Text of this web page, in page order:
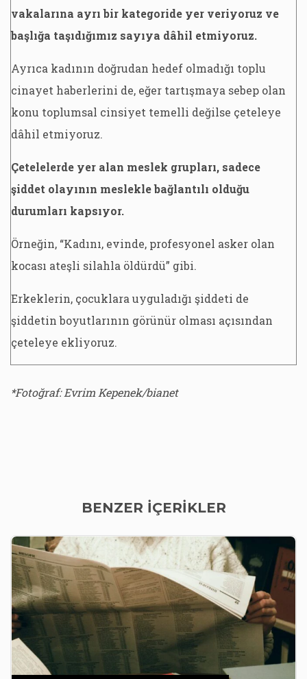
vakalarına ayrı bir kategoride yer veriyoruz ve
başlığa taşıdığımız sayıya dâhil etmiyoruz.
Ayrıca kadının doğrudan hedef olmadığı toplu
cinayet haberlerini de, eğer tartışmaya sebep olan
konu toplumsal cinsiyet temelli değilse çeteleye
dâhil etmiyoruz.
Çetelelerde yer alan meslek grupları, sadece
şiddet olayının meslekle bağlantılı olduğu
durumları kapsıyor.
Örneğin, “Kadını, evinde, profesyonel asker olan
kocası ateşli silahla öldürdü” gibi.
Erkeklerin, çocuklara uyguladığı şiddeti de
şiddetin boyutlarının görünür olması açısından
çeteleye ekliyoruz.
*Fotoğraf: Evrim Kepenek/bianet
BENZER İÇERİKLER